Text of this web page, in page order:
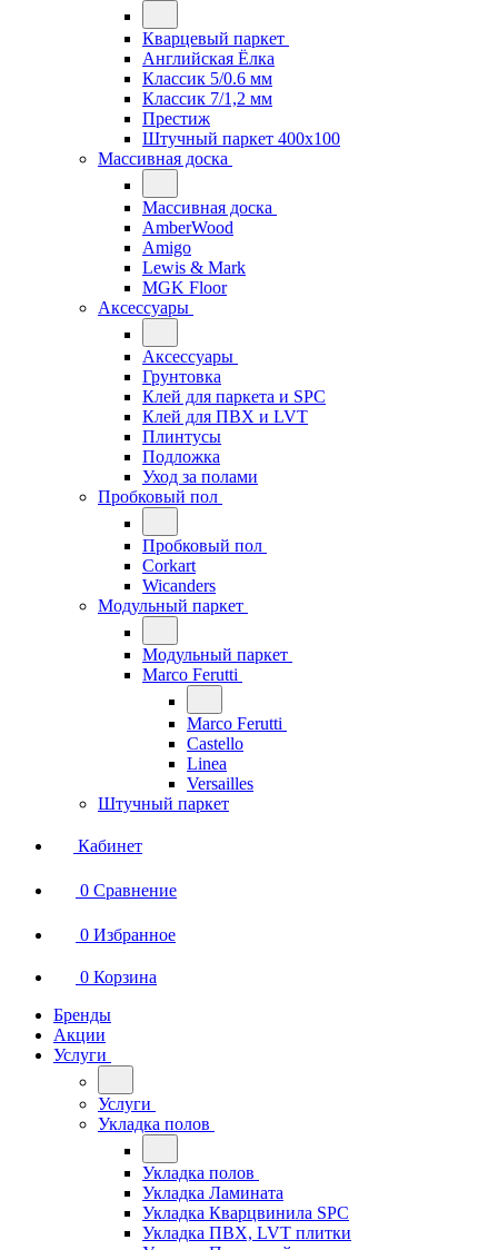
Кварцевый паркет
Английская Ёлка
Классик 5/0.6 мм
Классик 7/1,2 мм
Престиж
Штучный паркет 400x100
Массивная доска
Массивная доска
AmberWood
Amigo
Lewis & Mark
MGK Floor
Аксессуары
Аксессуары
Грунтовка
Клей для паркета и SPC
Клей для ПВХ и LVT
Плинтусы
Подложка
Уход за полами
Пробковый пол
Пробковый пол
Corkart
Wicanders
Модульный паркет
Модульный паркет
Marco Ferutti
Marco Ferutti
Castello
Linea
Versailles
Штучный паркет
Кабинет
0 Сравнение
0 Избранное
0 Корзина
Бренды
Акции
Услуги
Услуги
Укладка полов
Укладка полов
Укладка Ламината
Укладка Кварцвинила SPC
Укладка ПВХ, LVT плитки